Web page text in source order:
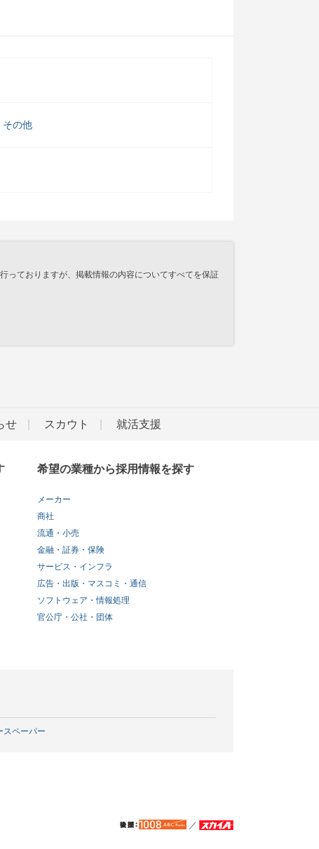
その他
っておりますが、掲載情報の内容についてすべてを保証
せ スカウト 就活支援
希望の業種から採用情報を探す
メーカー
商社
流通・小売
金融・証券・保険
サービス・インフラ
広告・出版・マスコミ・通信
ソフトウェア・情報処理
官公庁・公社・団体
スペーパー
／